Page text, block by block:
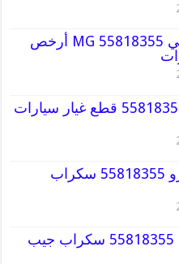
قطع غيار أم جي MG 55818355 أرخص
قطع غيار كيا 55818355 قطع غيار سيارات
قطع غيار باجيرو 55818355 سكراب
قطع غيار جيب 55818355 سكراب جيب